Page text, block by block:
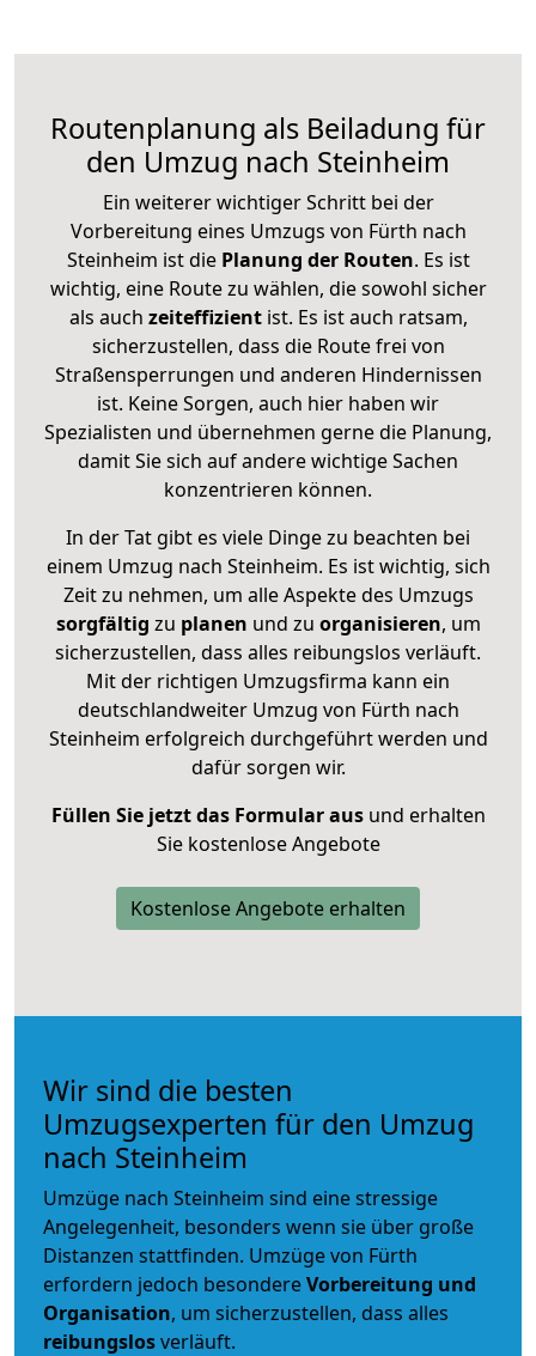
Routenplanung als Beiladung für
den Umzug nach Steinheim
Ein weiterer wichtiger Schritt bei der
Vorbereitung eines Umzugs von Fürth nach
Steinheim ist diePlanung der Routen. Es ist
wichtig, eine Route zu wählen, die sowohl sicher
als auch zeiteffizientist. Es ist auch ratsam,
sicherzustellen, dass die Route frei von
Straßensperrungen und anderen Hindernissen
ist. Keine Sorgen, auch hier haben wir
Spezialisten und übernehmen gerne die Planung,
damit Sie sich auf andere wichtige Sachen
konzentrieren können.
In der Tat gibt es viele Dinge zu beachten bei
einem Umzug nach Steinheim. Es ist wichtig, sich
Zeit zu nehmen, um alle Aspekte des Umzugs
sorgfältig zu planen und zu organisieren, um
sicherzustellen, dass alles reibungslos verläuft.
Mit der richtigen Umzugsfirma kann ein
deutschlandweiter Umzug von Fürth nach
Steinheim erfolgreich durchgeführt werden und
dafür sorgen wir.
Füllen Sie jetzt das Formular ausund erhalten
Sie kostenlose Angebote
Kostenlose Angebote erhalten
Wir sind die besten
Umzugsexperten für den Umzug
nach Steinheim
Umzüge nach Steinheim sind eine stressige
Angelegenheit, besonders wenn sie über große
Distanzen stattfinden. Umzüge von Fürth
erfordern jedoch besondereVorbereitung und
Organisation, um sicherzustellen, dass alles
reibungslosverläuft.